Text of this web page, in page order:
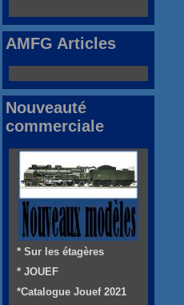
AMFG Articles
Nouveauté
commerciale
* Sur les étagères
* JOUEF
*Catalogue Jouef 2021